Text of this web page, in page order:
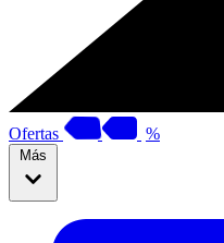
Ofertas %
Más